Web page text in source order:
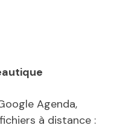
Agenda,
à distance :